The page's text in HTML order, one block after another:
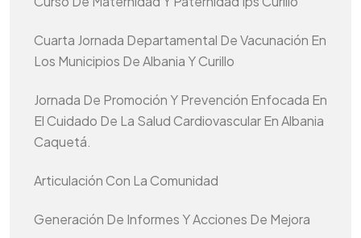
Cuarta Jornada Departamental De Vacunación En
Los Municipios De Albania Y Curillo
Jornada De Promoción Y Prevención Enfocada En
El Cuidado De La Salud Cardiovascular En Albania
Caquetá.
Articulación Con La Comunidad
Generación De Informes Y Acciones De Mejora